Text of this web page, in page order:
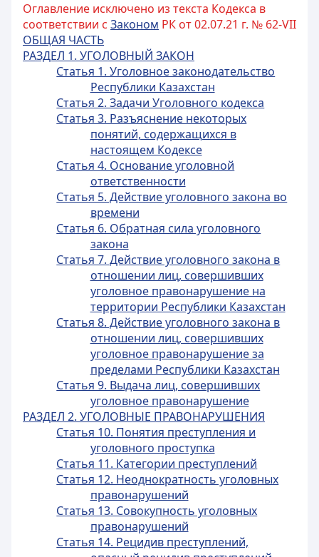
Оглавление исключено из текста Кодекса в
соответствии с Законом РК от 02.07.21 г. № 62-VII
ОБЩАЯ ЧАСТЬ
РАЗДЕЛ 1. УГОЛОВНЫЙ ЗАКОН
Статья 1. Уголовное законодательство
Республики Казахстан
Статья 2. Задачи Уголовного кодекса
Статья 3. Разъяснение некоторых
понятий, содержащихся в
настоящем Кодексе
Статья 4. Основание уголовной
ответственности
Статья 5. Действие уголовного закона во
времени
Статья 6. Обратная сила уголовного
закона
Статья 7. Действие уголовного закона в
отношении лиц, совершивших
уголовное правонарушение на
территории Республики Казахстан
Статья 8. Действие уголовного закона в
отношении лиц, совершивших
уголовное правонарушение за
пределами Республики Казахстан
Статья 9. Выдача лиц, совершивших
уголовное правонарушение
РАЗДЕЛ 2. УГОЛОВНЫЕ ПРАВОНАРУШЕНИЯ
Статья 10. Понятия преступления и
уголовного проступка
Статья 11. Категории преступлений
Статья 12. Неоднократность уголовных
правонарушений
Статья 13. Совокупность уголовных
правонарушений
Статья 14. Рецидив преступлений,